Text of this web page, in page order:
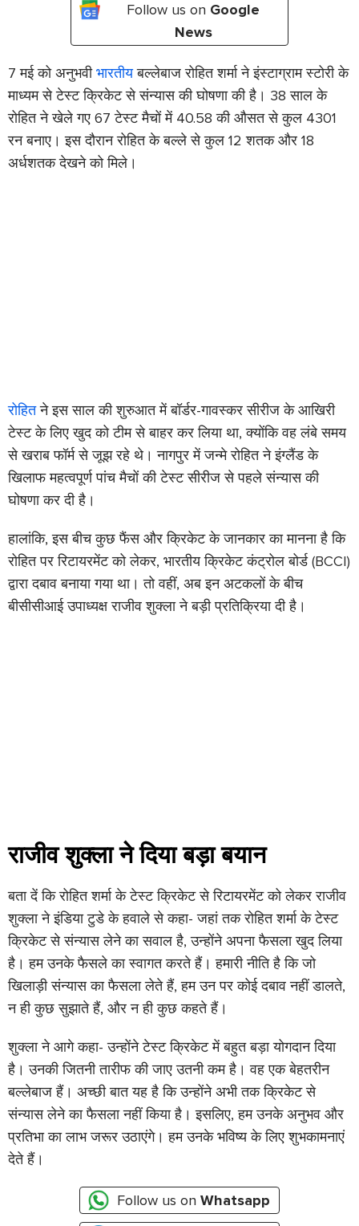
Follow us on Google
News
7 मई को अनुभवीभारतीयबल्लेबाज रोहित शर्मा ने इंस्टाग्राम स्टोरी के
माध्यम से टेस्ट क्रिकेट से संन्यास की घोषणा की है। 38 साल के
रोहित ने खेले गए 67 टेस्ट मैचों में 40.58 की औसत से कुल 4301
रन बनाए। इस दौरान रोहित के बल्ले से कुल 12 शतक और 18
अर्धशतक देखने को मिले।
रोहितने इस साल की शुरुआत में बॉर्डर-गावस्कर सीरीज के आखिरी
टेस्ट के लिए खुद को टीम से बाहर कर लिया था, क्योंकि वह लंबे समय
से खराब फॉर्म से जूझ रहे थे। नागपुर में जन्मे रोहित ने इंग्लैंड के
खिलाफ महत्वपूर्ण पांच मैचों की टेस्ट सीरीज से पहले संन्यास की
घोषणा कर दी है।
हालांकि, इस बीच कुछ फैंस और क्रिकेट के जानकार का मानना है कि
रोहित पर रिटायरमेंट को लेकर, भारतीय क्रिकेट कंट्रोल बोर्ड (BCCI)
द्वारा दबाव बनाया गया था। तो वहीं, अब इन अटकलों के बीच
बीसीसीआई उपाध्यक्ष राजीव शुक्ला ने बड़ी प्रतिक्रिया दी है।
राजीव शुक्ला ने दिया बड़ा बयान
बता दें कि रोहित शर्मा के टेस्ट क्रिकेट से रिटायरमेंट को लेकर राजीव
शुक्ला ने इंडिया टुडे के हवाले से कहा- जहां तक ​​रोहित शर्मा के टेस्ट
क्रिकेट से संन्यास लेने का सवाल है, उन्होंने अपना फैसला खुद लिया
है। हम उनके फैसले का स्वागत करते हैं। हमारी नीति है कि जो
खिलाड़ी संन्यास का फैसला लेते हैं, हम उन पर कोई दबाव नहीं डालते,
न ही कुछ सुझाते हैं, और न ही कुछ कहते हैं।
शुक्ला ने आगे कहा- उन्होंने टेस्ट क्रिकेट में बहुत बड़ा योगदान दिया
है। उनकी जितनी तारीफ की जाए उतनी कम है। वह एक बेहतरीन
बल्लेबाज हैं। अच्छी बात यह है कि उन्होंने अभी तक क्रिकेट से
संन्यास लेने का फैसला नहीं किया है। इसलिए, हम उनके अनुभव और
प्रतिभा का लाभ जरूर उठाएंगे। हम उनके भविष्य के लिए शुभकामनाएं
देते हैं।
Follow us on Whatsapp